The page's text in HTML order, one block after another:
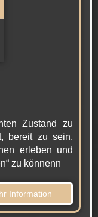
Zustand zu
bereit zu sein,
erleben und
zu könnenn
Information